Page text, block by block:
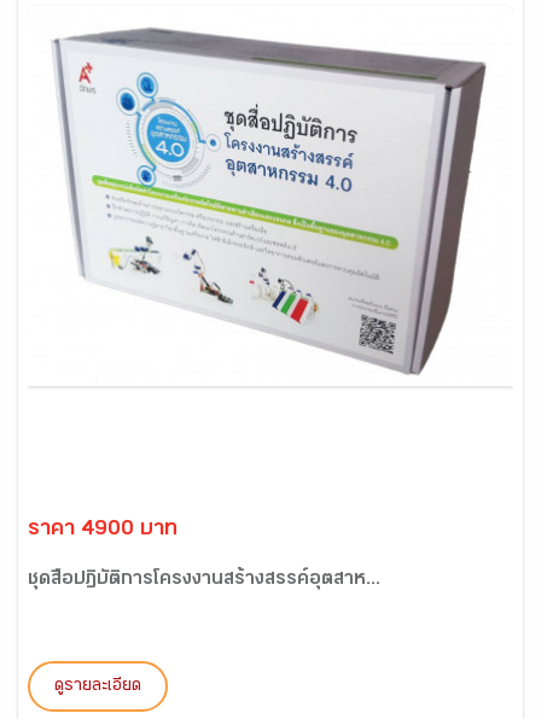
ราคา 4900 บาท
ชุดสื่อปฏิบัติการโครงงานสร้างสรรค์อุตสาห...
ดูรายละเอียด